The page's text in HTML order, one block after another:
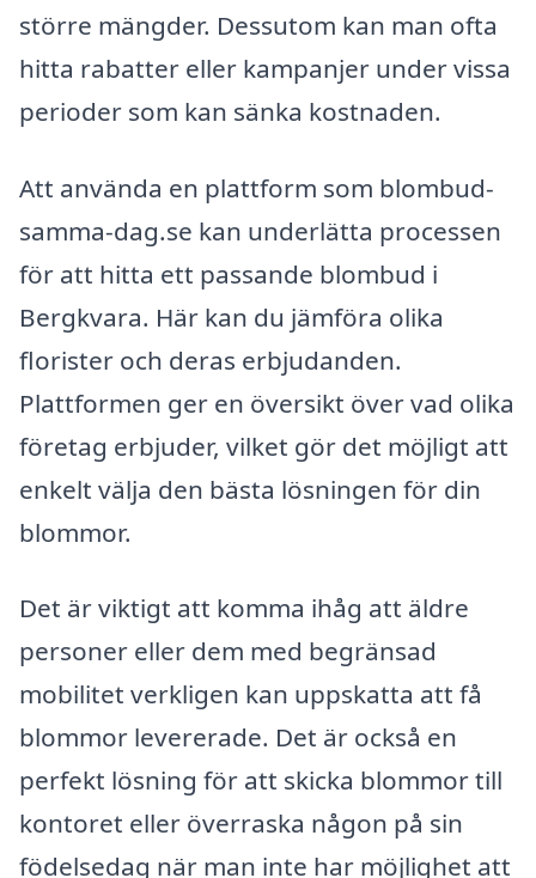
större mängder. Dessutom kan man ofta
hitta rabatter eller kampanjer under vissa
perioder som kan sänka kostnaden.
Att använda en plattform som blombud-
samma-dag.se kan underlätta processen
för att hitta ett passande blombud i
Bergkvara. Här kan du jämföra olika
florister och deras erbjudanden.
Plattformen ger en översikt över vad olika
företag erbjuder, vilket gör det möjligt att
enkelt välja den bästa lösningen för din
blommor.
Det är viktigt att komma ihåg att äldre
personer eller dem med begränsad
mobilitet verkligen kan uppskatta att få
blommor levererade. Det är också en
perfekt lösning för att skicka blommor till
kontoret eller överraska någon på sin
födelsedag när man inte har möjlighet att